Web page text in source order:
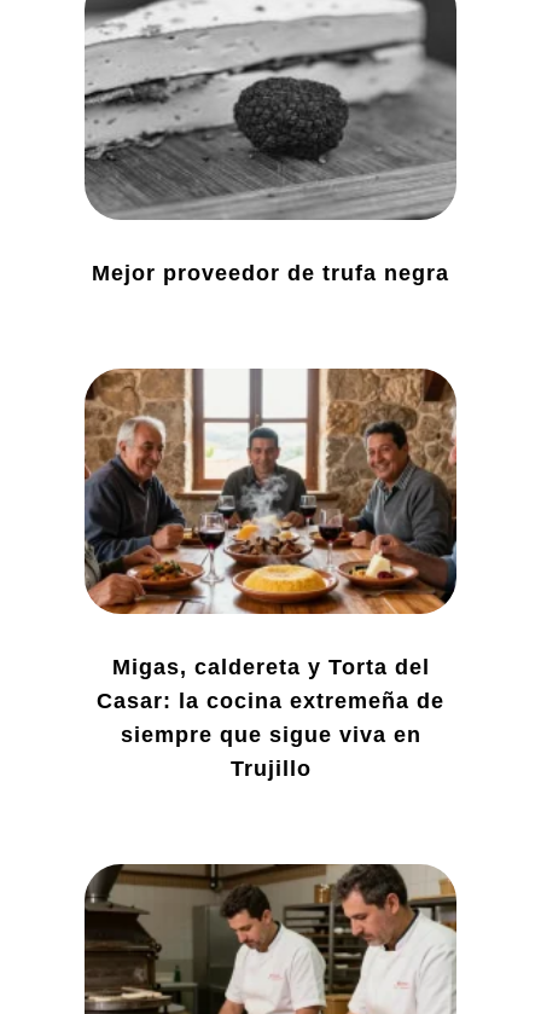
Mejor proveedor de trufa negra
Migas, caldereta y Torta del
Casar: la cocina extremeña de
siempre que sigue viva en
Trujillo